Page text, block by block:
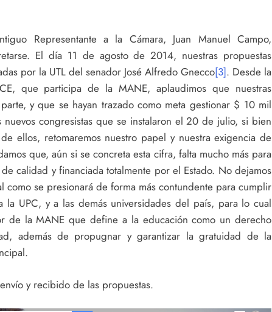
Representante a la Cámara, Juan Manuel Campo,
El día 11 de agosto de 2014, nuestras propuestas
por la UTL del senador José Alfredo Gnecco[3]. Desde la
que participa de la MANE, aplaudimos que nuestras
y que se hayan trazado como meta gestionar $ 10 mil
nuevos congresistas que se instalaron el 20 de julio, si bien
ellos, retomaremos nuestro papel y nuestra exigencia de
que, aún si se concreta esta cifra, falta mucho más para
calidad y financiada totalmente por el Estado. No dejamos
se presionará de forma más contundente para cumplir
UPC, y a las demás universidades del país, para lo cual
de la MANE que define a la educación como un derecho
además de propugnar y garantizar la gratuidad de la
y recibido de las propuestas.